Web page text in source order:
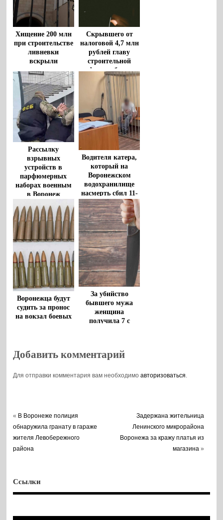
Хищение 200 млн
при строительстве
ливневки
вскрыли
воронежские
прокуроры
Скрывшего от
налоговой 4,7 млн
рублей главу
строительной
фирмы будут
судить в Воронеже
Рассылку
взрывных
устройств в
парфюмерных
наборах военным
в Воронеж
Водителя катера,
который на
Воронежском
водохранилище
насмерть сбил 11-
летнего мальчика,
взяли под стражу
Воронежца будут
судить за пронос
на вокзал боевых
За убийство
бывшего мужа
женщина
получила 7 с
Добавить комментарий
Для отправки комментария вам необходимоавторизоваться
« В Воронеже полиция
обнаружила гранату в гараже
жителя Левобережного
района
Задержана жительница
Ленинского микрорайона
Воронежа за кражу платья из
магазина »
Ссылки